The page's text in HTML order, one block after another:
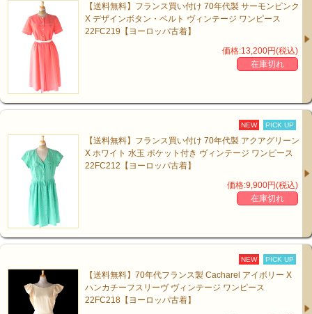
【送料無料】フランス買い付け 70年代製 サーモンピンク
X デザインボタン・ベルト ヴィンテージ ワンピース
22FC219【ヨーロッパ古着】
価格:13,200円(税込)
在庫切れ
NEW PICK UP
【送料無料】フランス買い付け 70年代製 アクアグリーン
X ホワイト 水玉 ポケット付き ヴィンテージ ワンピース
22FC212【ヨーロッパ古着】
価格:9,900円(税込)
在庫切れ
NEW PICK UP
【送料無料】70年代フランス製 Cacharel アイボリー X
ハンカチーフスリーヴ ヴィンテージ ワンピース
22FC218【ヨーロッパ古着】